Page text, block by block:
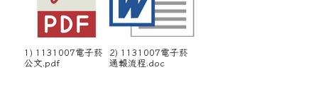
1) 1131007電子菸
公文.pdf
2) 1131007電子菸
通報流程.doc